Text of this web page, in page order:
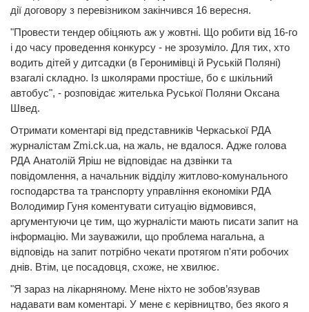
дії договору з перевізником закінчився 16 вересня.
"Провести тендер обіцяють аж у жовтні. Що робити від 16-го
і до часу проведення конкурсу - не зрозуміло. Для тих, хто
водить дітей у дитсадки (в Геронимівці й Руській Поляні)
взагалі складно. Із школярами простіше, бо є шкільний
автобус", - розповідає жителька Руської Поляни Оксана
Швед.
Отримати коментарі від представників Черкаської РДА
журналістам Zmi.ck.ua, на жаль, не вдалося. Адже голова
РДА Анатолій Яріш не відповідає на дзвінки та
повідомлення, а начальник відділу житлово-комунального
господарства та транспорту управління економіки РДА
Володимир Гуня коментувати ситуацію відмовився,
аргументуючи це тим, що журналісти мають писати запит на
інформацію. Ми зауважили, що проблема нагальна, а
відповідь на запит потрібно чекати протягом п'яти робочих
днів. Втім, це посадовця, схоже, не хвилює.
"Я зараз на лікарняному. Мене ніхто не зобов’язував
надавати вам коментарі. У мене є керівництво, без якого я